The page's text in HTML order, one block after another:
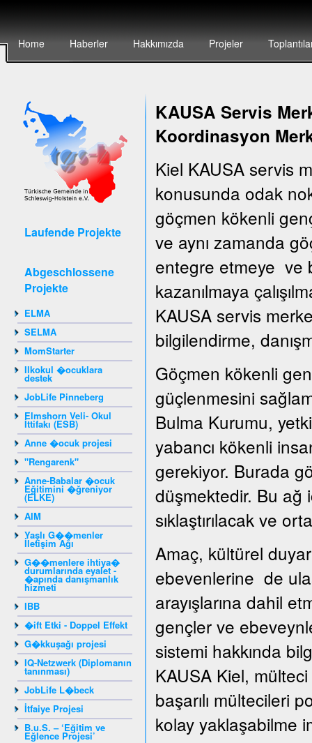
Home Haberler Hakkımızda Projeler
Laufende Projekte
Abgeschlossene
Projekte
ELMA
SELMA
MomStarter
Ilkokul �ocuklara
destek
JobLife Pinneberg
Elmshorn Veli- Okul
İttifakı (ESB)
Anne �ocuk projesi
"Rengarenk"
Anne-Babalar �ocuk
Eğitimini �ğreniyor
(ELKE)
AIM
Yaşlı G��menler
İletişim Ağı
G��menlere ihtiya�
durumlarında eyalet -
�apında danışmanlık
hizmeti
IBB
�ift Etki - Doppel Effekt
G�kkuşağı projesi
IQ-Netzwerk (Diplomanın
tanınması)
JobLife L�beck
İtfaiye Projesi
B.u.S. – ‘Eğitim ve
Eğlence Projesi’
KAUSA Servis
Koordinasyon
Kiel KAUSA servis
konusunda odak
göçmen kökenli
ve aynı zamanda
entegre etmeye ve
kazanılmaya
KAUSA servis
bilgilendirme,
Göçmen kökenli
güçlenmesini
Bulma Kurumu,
yabancı kökenli
gerekiyor. Burada
düşmektedir. Bu ağ
sıklaştırılacak ve
Amaç, kültürel
ebevenlerine de
arayışlarına dahil
gençler ve
sistemi hakkında
KAUSA Kiel,
başarılı mültecileri
kolay yaklaşabilme